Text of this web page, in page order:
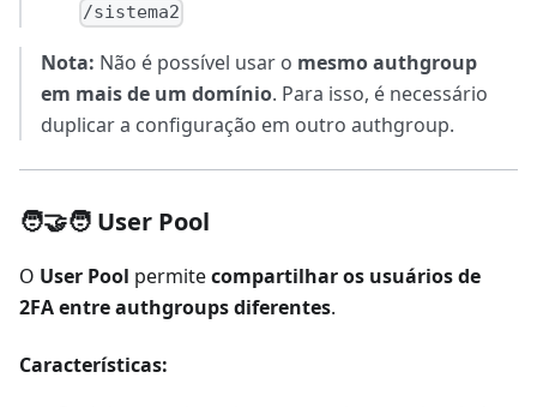
/sistema2
Nota: Não é possível usar o mesmo authgroup
em mais de um domínio. Para isso, é necessário
duplicar a configuração em outro authgroup.
🧑‍🤝‍🧑 User Pool
O User Pool permitecompartilhar os usuários de
2FA entre authgroups diferentes.
Características: